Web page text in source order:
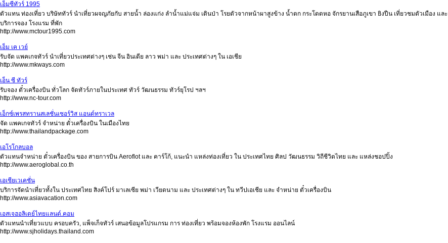
เอ็มซีทัวร์ 1995
ตัวแทน ท่องเที่ยว บริษัททัวร์ นำเที่ยวผจญภัยกับ สายน้ำ ล่องแก่ง ลำน้ำแม่แจ่ม เดินป่า โรยตัวจากหน้าผาสูงข้าง น้ำตก กระโดดหอ จักรยานเสือภูเขา ยิงปืน เที่ยวชมตัวเมือง และ
บริการจอง โรงแรม ที่พัก
http://www.mctour1995.com
เอ็ม เค เวย์
รับจัด แพคเกจทัวร์ นำเที่ยวประเทศต่างๆ เช่น จีน อินเดีย ลาว พม่า และ ประเทศต่างๆ ใน เอเชีย
http://www.mkways.com
เอ็น ซี ทัวร์
รับจอง ตั๋วเครื่องบิน ทั่วโลก จัดทัวร์ภายในประเทศ ทัวร์ วัฒนธรรม ทัวร์ยุโรป ฯลฯ
http://www.nc-tour.com
เอ็กซ์เพรสทรานสเลชั่นเซอร์วิส แอนด์ทราเวล
จัด เเพคเกจทัวร์ จำหน่าย ตั๋วเครื่องบิน ในเมืองไทย
http://www.thailandpackage.com
เอโรโกลบอล
ตัวแทนจำหน่าย ตั๋วเครื่องบิน ของ สายการบิน Aeroflot และ คาร์โก้, แนะนำ แหล่งท่องเที่ยว ใน ประเทศไทย ศิลป วัฒนธรรม วิถีชีวิตไทย และ แหล่งชอปปิ้ง
http://www.aeroglobal.co.th
เอเซียเวเคชั่น
บริการจัดนำเที่ยวทั้งใน ประเทศไทย สิงค์โปร์ มาเลเซีย พม่า เวียดนาม และ ประเทศต่างๆ ใน ทวีปเอเชีย และ จำหน่าย ตั๋วเครื่องบิน
http://www.asiavacation.com
เอสเจฮอลิเดย์ไทยแลนด์.คอม
ตัวแทนนำเที่ยวแบบ ครอบครัว, แพ็จเก็จทัวร์ เสนอข้อมูลโปรแกรม การ ท่องเที่ยว พร้อมจองห้องพัก โรงแรม ออนไลน์
http://www.sjholidays.thailand.com